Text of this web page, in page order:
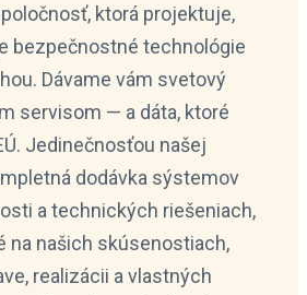
ktorá projektuje,
bezpečnostné technológie
Dávame vám svetový
servisom — a dáta, ktoré
Jedinečnosťou našej
dodávka sýstemov
a technických riešeniach,
na našich skúsenostiach,
realizácii a vlastných